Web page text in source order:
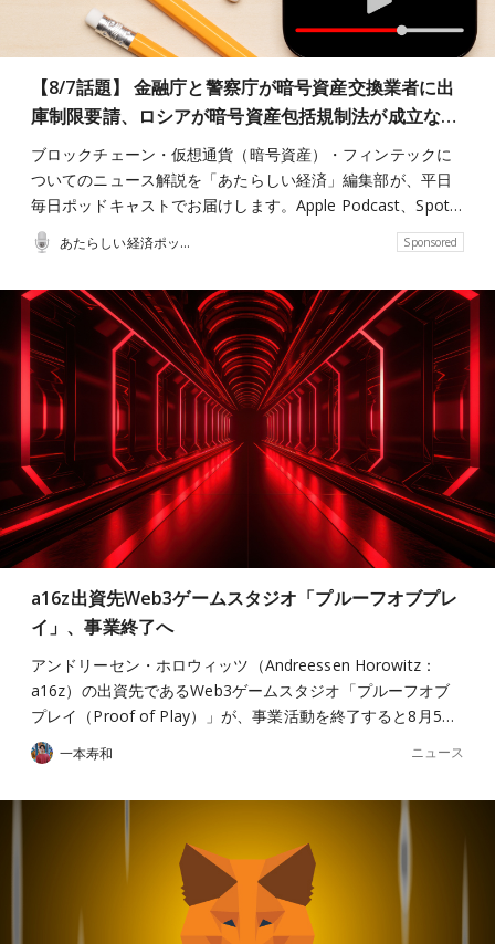
【8/7話題】 金融庁と警察庁が暗号資産交換業者に出
庫制限要請、ロシアが暗号資産包括規制法が成立な…
ブロックチェーン・仮想通貨（暗号資産）・フィンテックに
ついてのニュース解説を「あたらしい経済」編集部が、平日
毎日ポッドキャストでお届けします。Apple Podcast、Spot…
あたらしい経済ポッドキャスト Sponsored
a16z出資先Web3ゲームスタジオ「プルーフオブプレ
イ」、事業終了へ
アンドリーセン・ホロウィッツ（Andreessen Horowitz：
a16z）の出資先であるWeb3ゲームスタジオ「プルーフオブ
プレイ（Proof of Play）」が、事業活動を終了すると8月5…
一本寿和 ニュース